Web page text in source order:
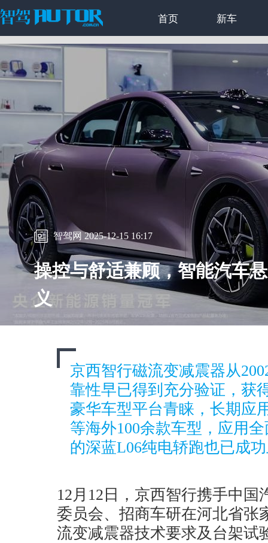
首页 新车
智驾网 2025-12-15 16:17
操控与舒适兼顾，智能汽车
义
京西智行磁流变减震器从
靠性早已得到充分验证，获
豪华车型平台青睐，长期应
等海外100余款车型，应用
的深蓝L06纯电轿跑也已成
12月12日，京西智行携手中
委员会、招商车研在河北省张
流变减震器技术要求及台架试